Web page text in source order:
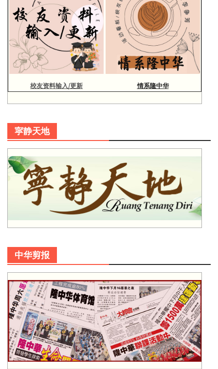
校友资料输入/更新 情系隆中华
寜静天地
中华剪报